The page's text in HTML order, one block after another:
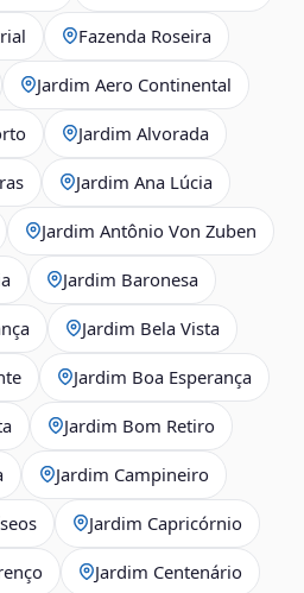
Fazenda Roseira
Jardim Aero Continental
Jardim Alvorada
Jardim Ana Lúcia
Jardim Antônio Von Zuben
Jardim Baronesa
Jardim Bela Vista
Jardim Boa Esperança
Jardim Bom Retiro
Jardim Campineiro
Jardim Capricórnio
Jardim Centenário